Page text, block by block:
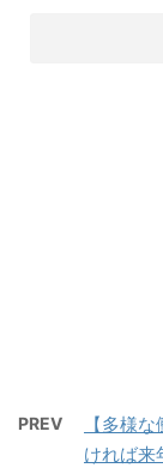
PREV
【多様
ければ来